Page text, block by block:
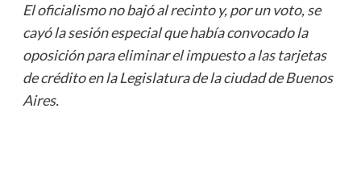
El oficialismo no bajó al recinto y, por un voto, se
cayó la sesión especial que había convocado la
oposición para eliminar el impuesto a las tarjetas
de crédito en la Legislatura de la ciudad de Buenos
Aires.